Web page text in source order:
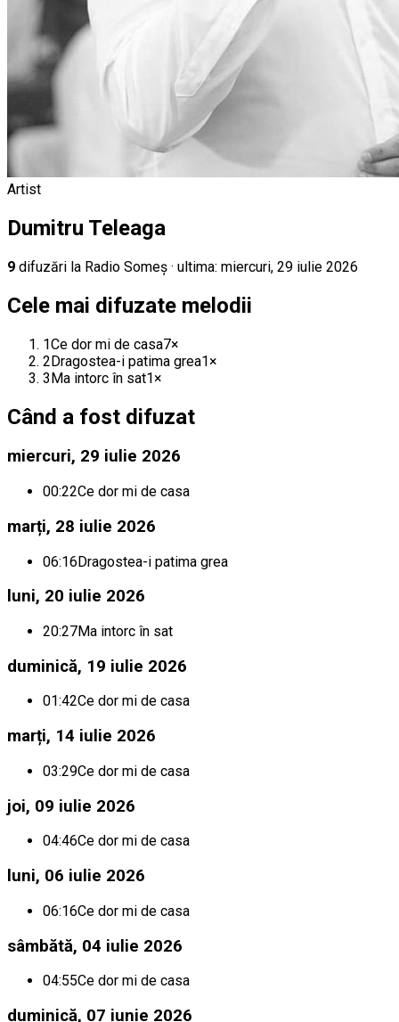
Artist
Dumitru Teleaga
9 difuzări la Radio Someș · ultima: miercuri, 29 iulie 2026
Cele mai difuzate melodii
1Ce dor mi de casa7×
2Dragostea-i patima grea1×
3Ma intorc în sat1×
Când a fost difuzat
miercuri, 29 iulie 2026
00:22Ce dor mi de casa
marți, 28 iulie 2026
06:16Dragostea-i patima grea
luni, 20 iulie 2026
20:27Ma intorc în sat
duminică, 19 iulie 2026
01:42Ce dor mi de casa
marți, 14 iulie 2026
03:29Ce dor mi de casa
joi, 09 iulie 2026
04:46Ce dor mi de casa
luni, 06 iulie 2026
06:16Ce dor mi de casa
sâmbătă, 04 iulie 2026
04:55Ce dor mi de casa
duminică, 07 iunie 2026